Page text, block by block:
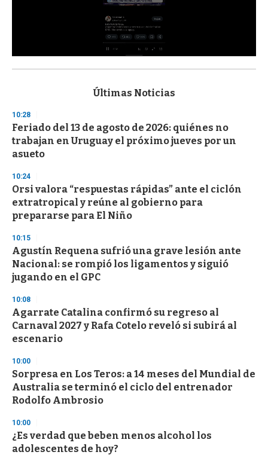
s
d
s
o
f
3
s
e
c
o
n
d
Últimas Noticias
10:28
Feriado del 13 de agosto de 2026: quiénes no
trabajan en Uruguay el próximo jueves por un
asueto
10:24
Orsi valora “respuestas rápidas” ante el ciclón
extratropical y reúne al gobierno para
prepararse para El Niño
10:15
Agustín Requena sufrió una grave lesión ante
Nacional: se rompió los ligamentos y siguió
jugando en el GPC
10:08
Agarrate Catalina confirmó su regreso al
Carnaval 2027 y Rafa Cotelo reveló si subirá al
escenario
10:00
Sorpresa en Los Teros: a 14 meses del Mundial de
Australia se terminó el ciclo del entrenador
Rodolfo Ambrosio
10:00
¿Es verdad que beben menos alcohol los
adolescentes de hoy?